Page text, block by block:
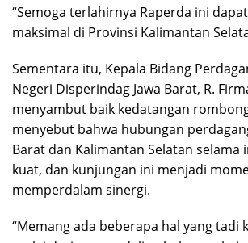
“Semoga terlahirnya Raperda ini
maksimal di Provinsi Kalimantan
Sementara itu, Kepala Bidang
Negeri Disperindag Jawa Barat, R.
menyambut baik kedatangan
menyebut bahwa hubungan
Barat dan Kalimantan Selatan selama
kuat, dan kunjungan ini menjadi
memperdalam sinergi.
“Memang ada beberapa hal yang tadi